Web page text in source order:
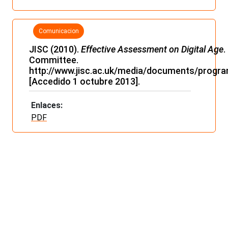
Comunicacion
es, ponencias
JISC (2010). Effective Assessment on Digital Age
Committee.
http://www.jisc.ac.uk/media/documents/
[Accedido 1 octubre 2013].
Enlaces:
PDF